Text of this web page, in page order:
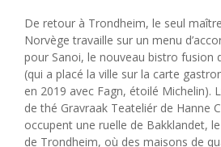
De retour à Trondheim, le seul
Norvège travaille sur un menu
pour Sanoi, le nouveau bistro fusion
(qui a placé la ville sur la carte
en 2019 avec Fagn, étoilé Michelin).
de thé Gravraak Teateliér de Hanne
occupent une ruelle de Bakklandet,
de Trondheim, où des maisons de